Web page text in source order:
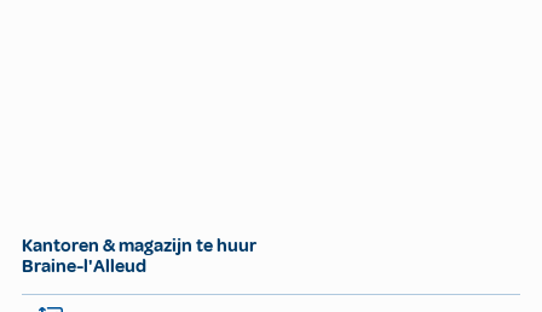
Kantoren & magazijn te huur
Braine-l'Alleud